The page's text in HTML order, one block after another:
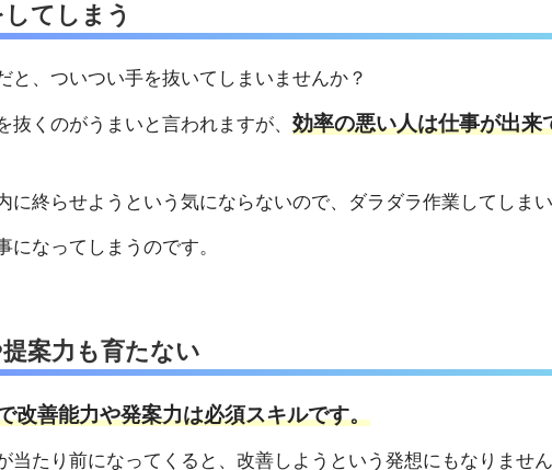
てしまう
と、ついつい手を抜いてしまいませんか？
抜くのがうまいと言われますが、 効率の悪い人は仕事が出来
に終らせようという気にならないので、ダラダラ作業してしまい
なってしまうのです。
案力も育たない
改善能力や発案力は必須スキルです。
当たり前になってくると、改善しようという発想にもなりません